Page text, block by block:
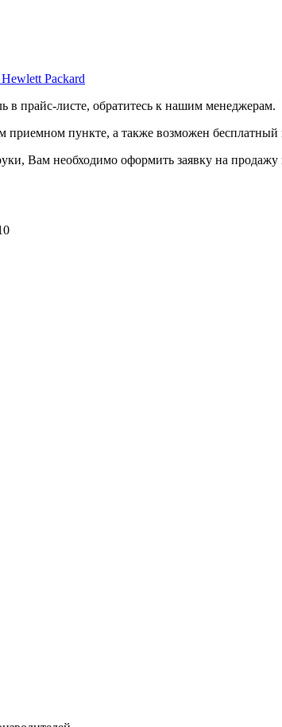
Packard
прайс-листе, обратитесь к нашим менеджерам.
приемном пункте, а также возможен
Вам необходимо оформить заявку на